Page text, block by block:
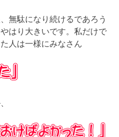
無駄になり続けるであろう
はり大きいです。私だけで
人は一様にみなさん